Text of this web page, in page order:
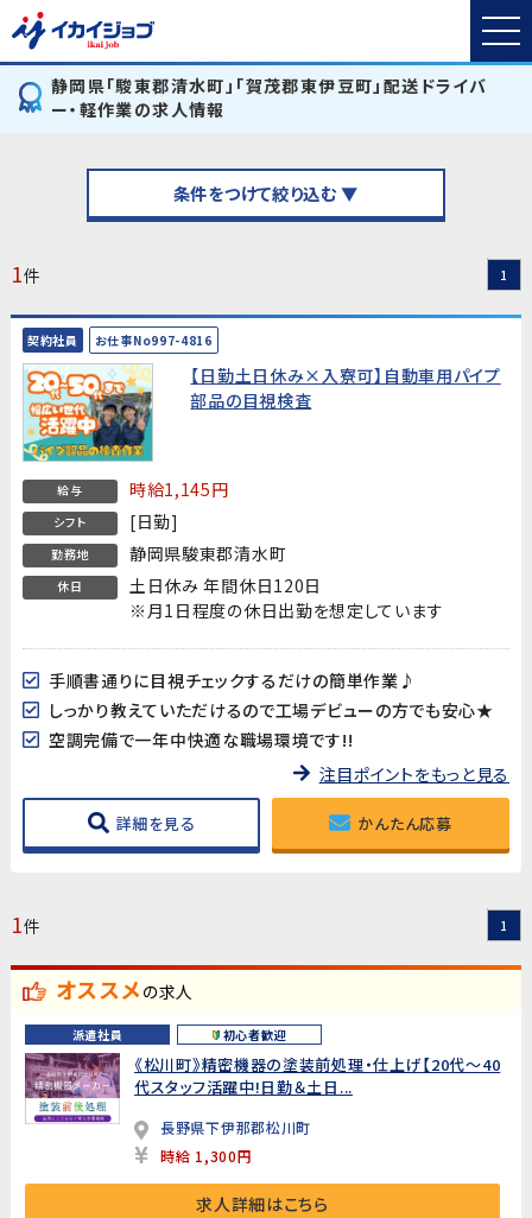
静岡県「駿東郡清水町」「賀茂郡東伊豆町」配送ドライバ
ー・軽作業の求人情報
条件をつけて絞り込む ▼
1件 1
契約社員 お仕事No997-4816
【日勤土日休み×入寮可】自動車用パイプ
部品の目視検査
給与 時給1,145円
シフト [日勤]
勤務地 静岡県駿東郡清水町
休日
土日休み 年間休日120日
※月1日程度の休日出勤を想定しています
手順書通りに目視チェックするだけの簡単作業♪
しっかり教えていただけるので工場デビューの方でも安心★
空調完備で一年中快適な職場環境です!!
注目ポイントをもっと見る
詳細を見る かんたん応募
1件 1
オススメの求人
派遣社員 初心者歓迎
《松川町》精密機器の塗装前処理・仕上げ【20代～40
代スタッフ活躍中!日勤＆土日...
長野県下伊那郡松川町
時給 1,300円
求人詳細はこちら